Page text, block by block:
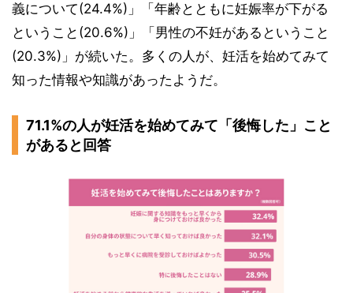
義について(24.4%)」「年齢とともに妊娠率が下がる
ということ(20.6%)」「男性の不妊があるということ
(20.3%)」が続いた。多くの人が、妊活を始めてみて
知った情報や知識があったようだ。
71.1%の人が妊活を始めてみて「後悔した」こと
があると回答